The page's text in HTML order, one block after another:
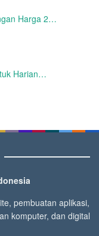
Harga 2…
Harian…
pembuatan aplikasi,
komputer, dan digital